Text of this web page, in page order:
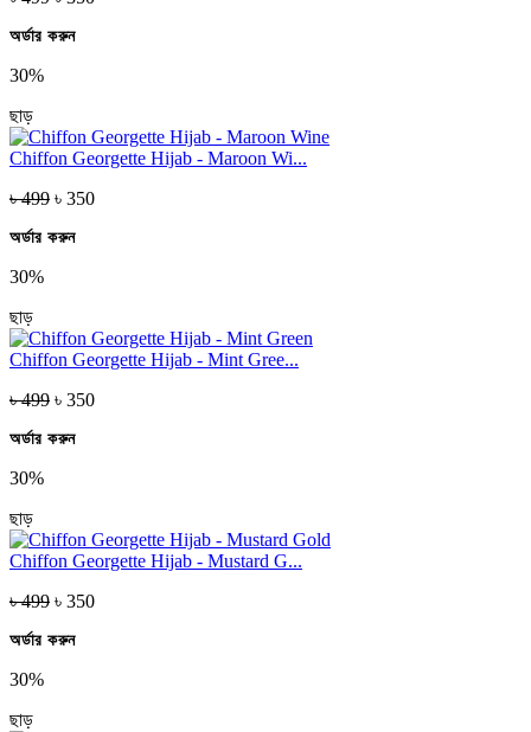
অর্ডার করুন
30%
ছাড়
Chiffon Georgette Hijab - Maroon Wi...
৳ 499 ৳ 350
অর্ডার করুন
30%
ছাড়
Chiffon Georgette Hijab - Mint Gree...
৳ 499 ৳ 350
অর্ডার করুন
30%
ছাড়
Chiffon Georgette Hijab - Mustard G...
৳ 499 ৳ 350
অর্ডার করুন
30%
ছাড়